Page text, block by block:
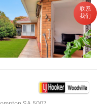
联系
我们